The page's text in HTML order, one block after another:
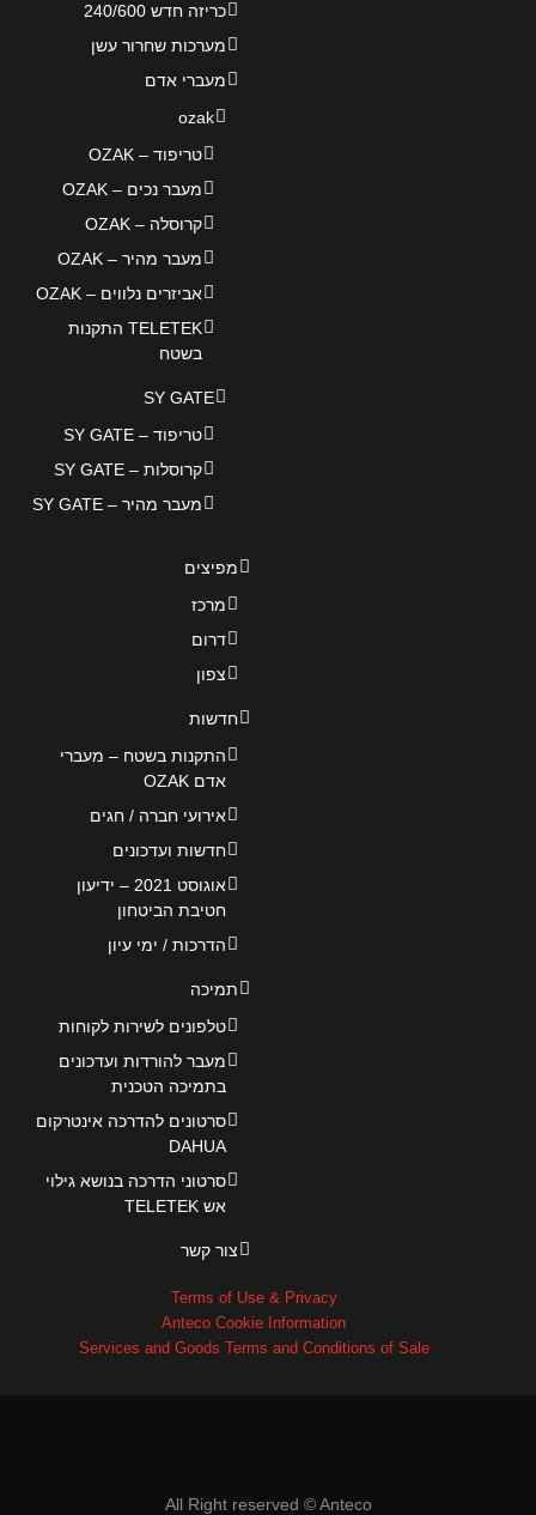
כריזה חדש 240/600
מערכות שחרור עשן
מעברי אדם
ozak
טריפוד – OZAK
מעבר נכים – OZAK
קרוסלה – OZAK
מעבר מהיר – OZAK
אביזרים נלווים – OZAK
TELETEK התקנות
בשטח
SY GATE
טריפוד – SY GATE
קרוסלות – SY GATE
מעבר מהיר – SY GATE
מפיצים
מרכז
דרום
צפון
חדשות
התקנות בשטח – מעברי
אדם OZAK
אירועי חברה / חגים
חדשות ועדכונים
אוגוסט 2021 – ידיעון
חטיבת הביטחון
הדרכות / ימי עיון
תמיכה
טלפונים לשירות לקוחות
מעבר להורדות ועדכונים
בתמיכה הטכנית
סרטונים להדרכה אינטרקום
DAHUA
סרטוני הדרכה בנושא גילוי
אש TELETEK
צור קשר
Terms of Use & Privacy
Anteco Cookie Information
Services and Goods Terms and Conditions of Sale
All Right reserved © Anteco